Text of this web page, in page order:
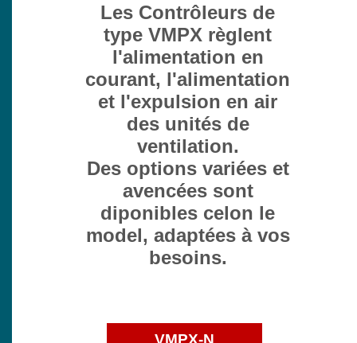
Les Contrôleurs de
type VMPX règlent
l'alimentation en
courant, l'alimentation
et l'expulsion en air
des unités de
ventilation.
Des options variées et
avencées sont
diponibles celon le
model, adaptées à vos
besoins.